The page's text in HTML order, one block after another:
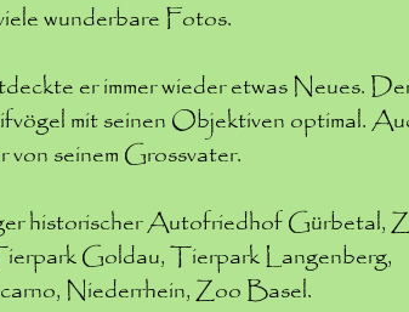
wunderbare Fotos.
er immer wieder etwas Neues.
mit seinen Objektiven optimal.
seinem Grossvater.
historischer Autofriedhof Gürbetal,
Goldau, Tierpark Langenberg,
Niederrhein, Zoo Basel.